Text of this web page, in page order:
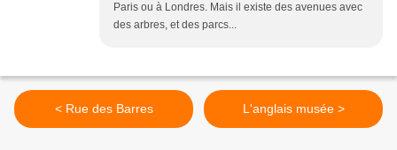
Paris ou à Londres. Mais il existe des avenues avec
des arbres, et des parcs...
< Rue des Barres L'anglais musée >